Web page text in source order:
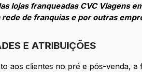
lojas franqueadas CVC Viagens
de franquias e por outras
E ATRIBUIÇÕES
aos clientes no pré e pós-venda, a